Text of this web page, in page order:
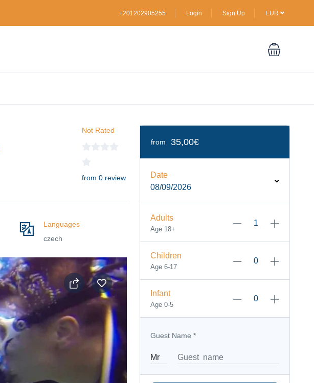
+201202905255 Login Sign Up EUR
Not Rated
from 0 review
Languages
czech
from 35,00€
Date
08/09/2026
Adults
Age 18+
Children
Age 6-17
Infant
Age 0-5
Guest Name *